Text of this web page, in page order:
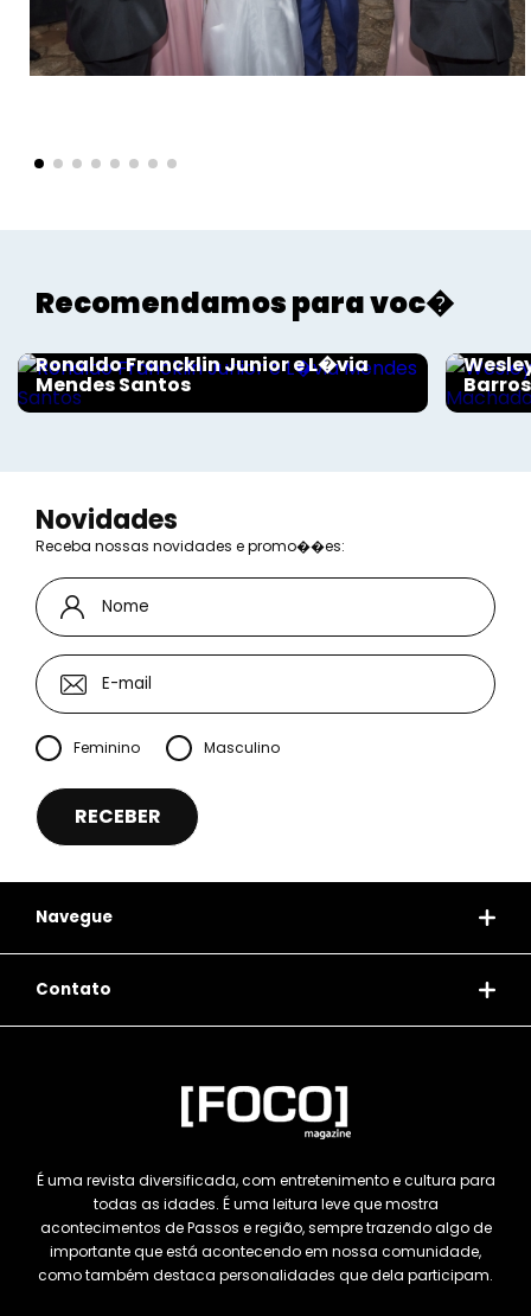
Recomendamos para voc�
Ronaldo Francklin Junior e L�via
Mendes Santos
Novidades
Receba nossas novidades e promo��es:
Feminino Masculino
Navegue
Contato
É uma revista diversificada, com entretenimento e cultura para
todas as idades. É uma leitura leve que mostra
acontecimentos de Passos e região, sempre trazendo algo de
importante que está acontecendo em nossa comunidade,
como também destaca personalidades que dela participam.